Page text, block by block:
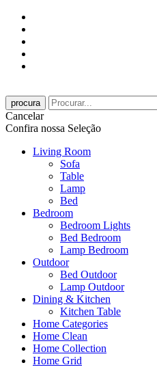
procura
Cancelar
Confira nossa Seleção
Living Room
Sofa
Table
Lamp
Bed
Bedroom
Bedroom Lights
Bed Bedroom
Lamp Bedroom
Outdoor
Bed Outdoor
Lamp Outdoor
Dining & Kitchen
Kitchen Table
Home Categories
Home Clean
Home Collection
Home Grid